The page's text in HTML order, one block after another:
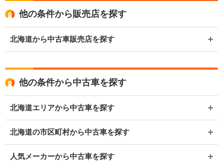
他の条件から販売店を探す
北海道から中古車販売店を探す
他の条件から中古車を探す
北海道エリアから中古車を探す
北海道の市区町村から中古車を探す
人気メーカーから中古車を探す